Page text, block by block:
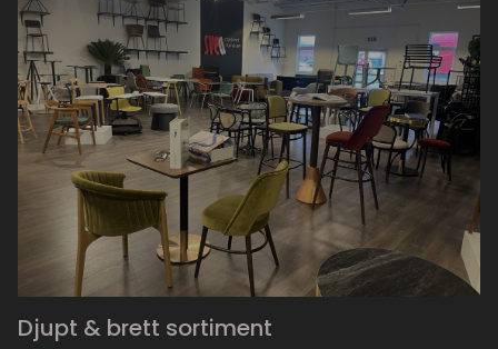
Djupt & brett sortiment